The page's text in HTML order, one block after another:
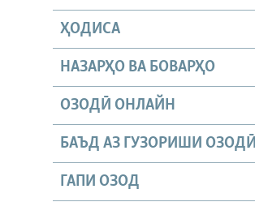
ҲОДИСА
НАЗАРҲО ВА БОВАРҲО
ОЗОДӢ ОНЛАЙН
БАЪД АЗ ГУЗОРИШИ ОЗОДӢ
ГАПИ ОЗОД